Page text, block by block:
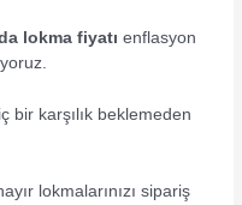
lokma fiyatıenflasyon
bir karşılık beklemeden
lokmalarınızı sipariş